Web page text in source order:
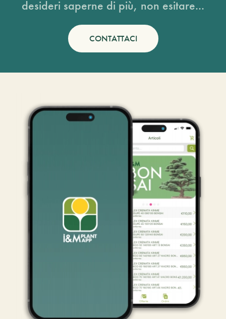
desideri saperne di più, non esitare...
CONTATTACI